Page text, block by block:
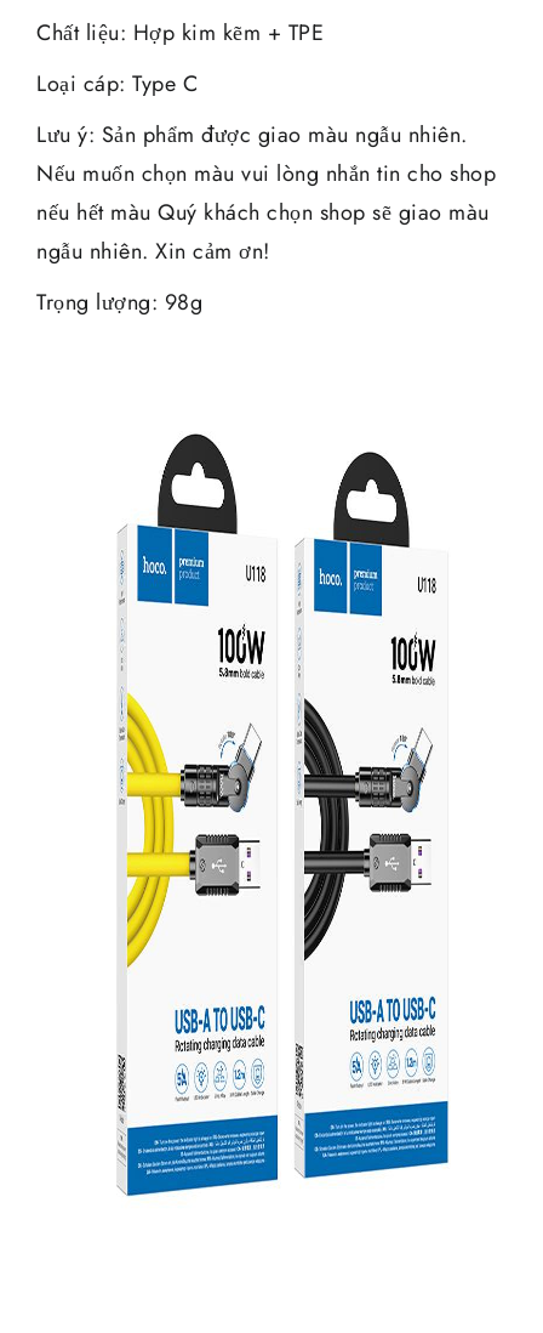
Chất liệu: Hợp kim kẽm + TPE
Loại cáp: Type C
Lưu ý: Sản phẩm được giao màu ngẫu nhiên.
Nếu muốn chọn màu vui lòng nhắn tin cho shop
nếu hết màu Quý khách chọn shop sẽ giao màu
ngẫu nhiên. Xin cảm ơn!
Trọng lượng: 98g